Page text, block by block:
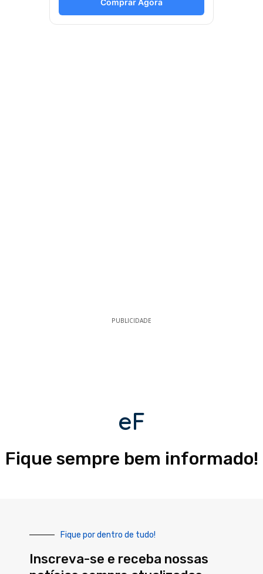
PUBLICIDADE
eF
Fique sempre bem informado!
Fique por dentro de tudo!
Inscreva-se e receba nossas